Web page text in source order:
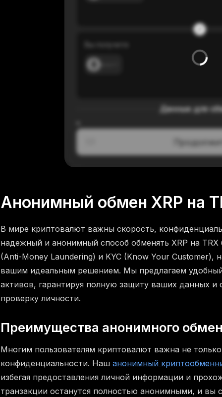
Данные для
Анонимный обмен XRP на
В мире криптовалют важны скорость,
надежный и анонимный способ обменять XRP на
(Anti-Money Laundering) и KYC (Know Your Customer),
вашим идеальным решением. Мы предлагаем
активов, гарантируя полную защиту ваших данных и
проверку личности.
Преимущества анонимного
Многим пользователям криптовалют важна не
конфиденциальности. Наш анонимный
избегая предоставления личной информации и
транзакции останутся полностью анонимными, и вы